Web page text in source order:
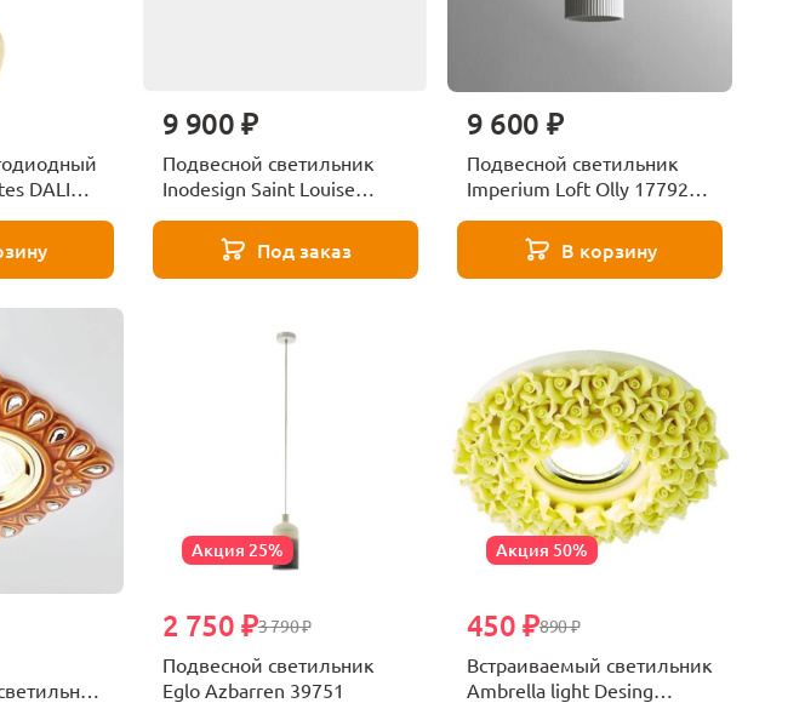
9 900 ₽
Подвесной светильник
Inodesign Saint Louise
Под заказ
9 600 ₽
Подвесной светильник
Imperium Loft Olly 177924-
В корзину
Акция 25%
3 790 ₽
2 750 ₽
Подвесной светильник
Eglo Azbarren 39751
Акция 50%
890 ₽
450 ₽
Встраиваемый светильник
Ambrella light Desing